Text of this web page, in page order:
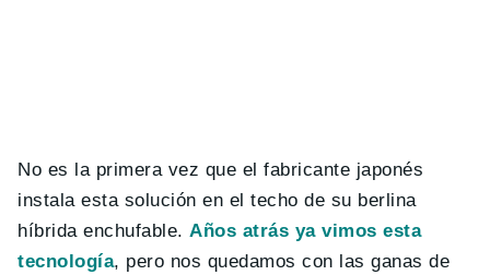
No es la primera vez que el fabricante japonés
instala esta solución en el techo de su berlina
híbrida enchufable. Años atrás ya vimos esta
tecnología, pero nos quedamos con las ganas de